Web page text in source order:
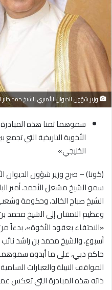
وزير شؤون الديوان الأميري الشيخ حمد
سموهما ثمنا هذه
الأخوية التاريخية التي
الخليجي»
(كونا) – صرح وزير شؤون الديوان
سمو الشيخ مشعل الأحمد، أمير
الشيخ صباح الخالد، وحكومة
وعظيم الامتنان إلى الشيخ محمد
أسبوع، والشيخ محمد بن راشد
حاكم دبي، على ما أبدوه
المواقف النبيلة والعبارات
ذاته هذه المبادرة التي تعكس عمق